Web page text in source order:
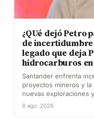
¿QUé dejó Petro
de
legado que deja
hidrocarburos
Santander enfrenta
proyectos mineros y
nuevas exploraciones
6 ago. 2026